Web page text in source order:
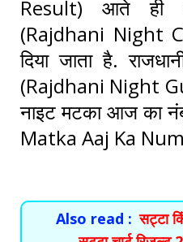
Result) आते ही
(Rajdhani Night
दिया जाता है.
(Rajdhani Night
नाइट मटका आज का
Matka Aaj Ka
Also read : सट्टा